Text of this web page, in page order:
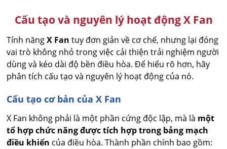
Cấu tạo và nguyên lý hoạt động X Fan
Tính năngX Fan tuy đơn giản về cơ chế, nhưng lại đóng
vai trò không nhỏ trong việc cải thiện trải nghiệm người
dùng và kéo dài độ bền điều hòa. Để hiểu rõ hơn, hãy
phân tích cấu tạo và nguyên lý hoạt động của nó.
Cấu tạo cơ bản của X Fan
X Fan không phải là một phần cứng độc lập, mà là một
tổ hợp chức năng được tích hợp trong bảng mạch
điều khiển của điều hòa. Thành phần chính bao gồm: